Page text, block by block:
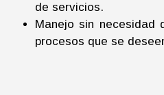
de servicios.
Manejo sin necesidad
procesos que se